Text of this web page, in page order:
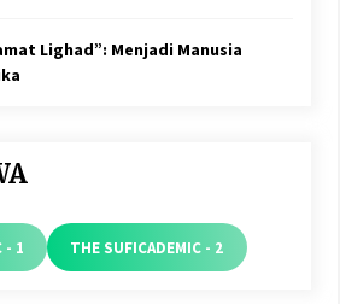
Lighad”: Menjadi Manusia
- 1 THE SUFICADEMIC - 2